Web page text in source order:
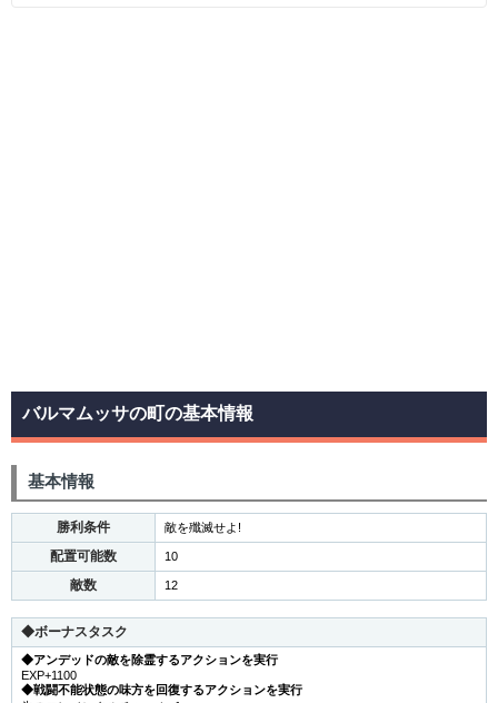
バルマムッサの町の基本情報
基本情報
勝利条件 敵を殲滅せよ!
配置可能数 10
敵数 12
◆ボーナスタスク
◆アンデッドの敵を除霊するアクションを実行
EXP+1100
◆戦闘不能状態の味方を回復するアクションを実行